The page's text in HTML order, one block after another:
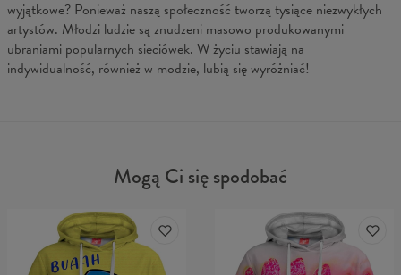
wyjątkowe? Ponieważ naszą społeczność tworzą tysiące niezwykłych
artystów. Młodzi ludzie są znudzeni masowo produkowanymi
ubraniami popularnych sieciówek. W życiu stawiają na
indywidualność, również w modzie, lubią się wyróżniać!
Mogą Ci się spodobać